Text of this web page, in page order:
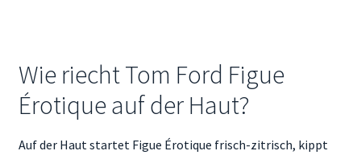
Wie riecht Tom Ford Figue
Érotique auf der Haut?
Auf der Haut startet Figue Érotique frisch-zitrisch, kippt